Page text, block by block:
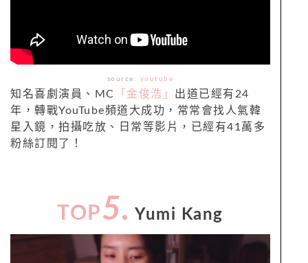
source: youtube
知名喜劇演員、MC 「金俊浩」 出道已經有24
年，轉戰YouTube頻道大成功，常常會找人氣韓
星入鏡，拍攝吃放、日常等影片，已經有41萬多
粉絲訂閱了！
TOP5. Yumi Kang